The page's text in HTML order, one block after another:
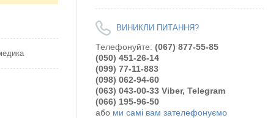
ВИНИКЛИ ПИТАННЯ?
Телефонуйте: (067) 877-55-85
(050) 451-26-14
(099) 77-11-883
(098) 062-94-60
(063) 043-00-33 Viber, Telegram
(066) 195-96-50
або ми самі вам зателефонуємо